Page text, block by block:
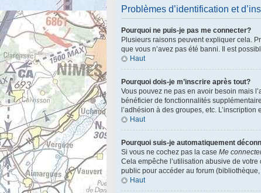
Problèmes d’identification et
Pourquoi ne puis-je pas me connecter?
Plusieurs raisons peuvent expliquer cela.
que vous n’avez pas été banni. Il est
Haut
Pourquoi dois-je m’inscrire après tout?
Vous pouvez ne pas en avoir besoin mais
bénéficier de fonctionnalités
l’adhésion à des groupes, etc.
Haut
Pourquoi suis-je automatiquement
Si vous ne cochez pas la case Me
Cela empêche l’utilisation abusive de
public pour accéder au forum
Haut